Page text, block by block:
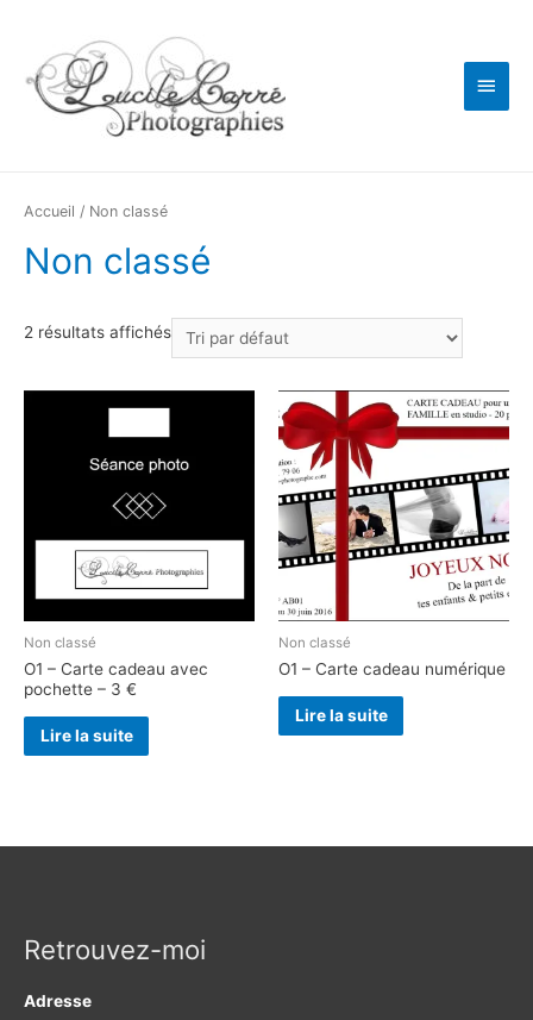
Menu
Accueil / Non classé
Non classé
2 résultats affichés
Non classé
O1 – Carte cadeau avec
pochette – 3 €
Lire la suite
Non classé
O1 – Carte cadeau numérique
Lire la suite
Retrouvez-moi
Adresse